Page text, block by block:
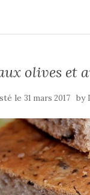
olives et
le 31 mars 2017 by